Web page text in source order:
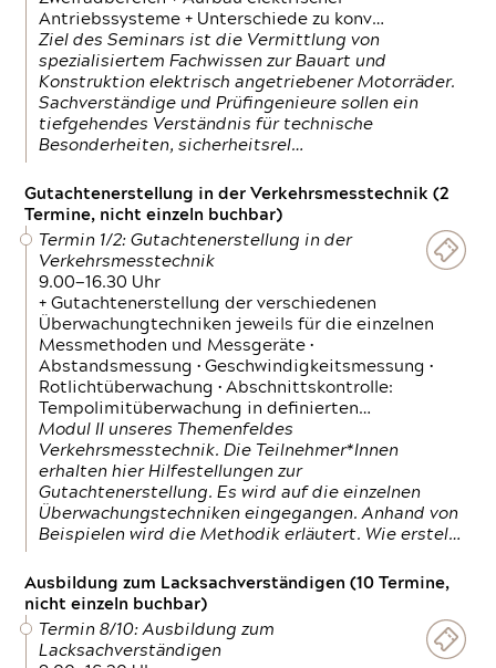
Antriebssysteme + Unterschiede zu konv…
Ziel des Seminars ist die Vermittlung von
spezialisiertem Fachwissen zur Bauart und
Konstruktion elektrisch angetriebener Motorräder.
Sachverständige und Prüfingenieure sollen ein
tiefgehendes Verständnis für technische
Besonderheiten, sicherheitsrel…
Gutachtenerstellung in der Verkehrsmesstechnik (2
Termine, nicht einzeln buchbar)
Termin 1/2: Gutachtenerstellung in der
Verkehrsmesstechnik
9.00—16.30 Uhr
+ Gutachtenerstellung der verschiedenen
Überwachungtechniken jeweils für die einzelnen
Messmethoden und Messgeräte •
Abstandsmessung • Geschwindigkeitsmessung •
Rotlichtüberwachung • Abschnittskontrolle:
Tempolimitüberwachung in definierten…
Modul II unseres Themenfeldes
Verkehrsmesstechnik. Die Teilnehmer*Innen
erhalten hier Hilfestellungen zur
Gutachtenerstellung. Es wird auf die einzelnen
Überwachungstechniken eingegangen. Anhand von
Beispielen wird die Methodik erläutert. Wie erstel…
Ausbildung zum Lacksachverständigen (10 Termine,
nicht einzeln buchbar)
Termin 8/10: Ausbildung zum
Lacksachverständigen